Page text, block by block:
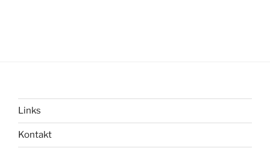
Links
Kontakt